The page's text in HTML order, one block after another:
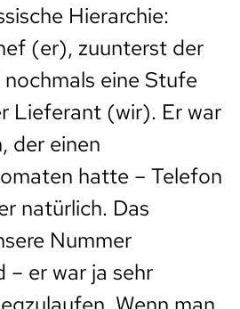
Hierarchie:
(er), zuunterst der
eine Stufe
Lieferant (wir). Er war
der einen
hatte – Telefon
natürlich. Das
Nummer
– er war ja sehr